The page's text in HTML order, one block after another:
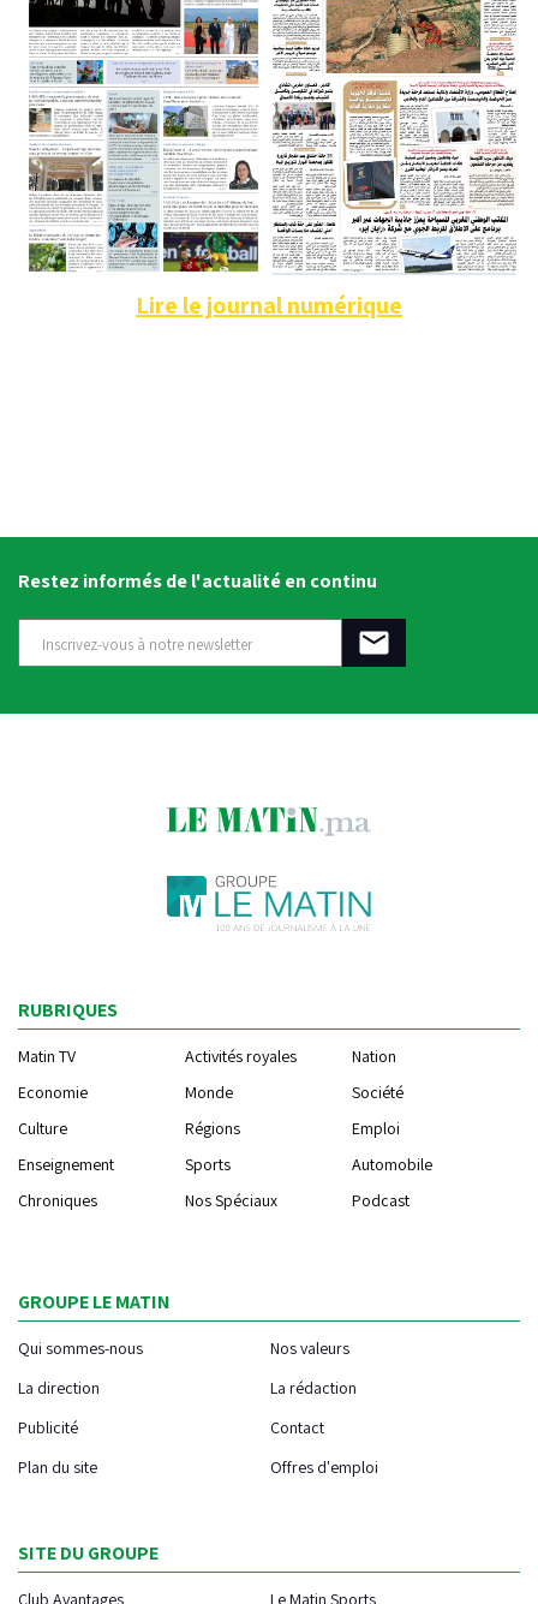
Lire le journal numérique
Restez informés de l'actualité en continu
RUBRIQUES
Matin TV Activités royales
Nation
Economie
Monde
Société
Culture
Régions
Emploi
Enseignement
Sports
Automobile
Chroniques
Nos Spéciaux Podcast
GROUPE LE MATIN
Qui sommes-nous
Nos valeurs
La direction
La rédaction
Publicité
Contact
Plan du site
Offres d'emploi
SITE DU GROUPE
Club Avantages Le Matin Sports